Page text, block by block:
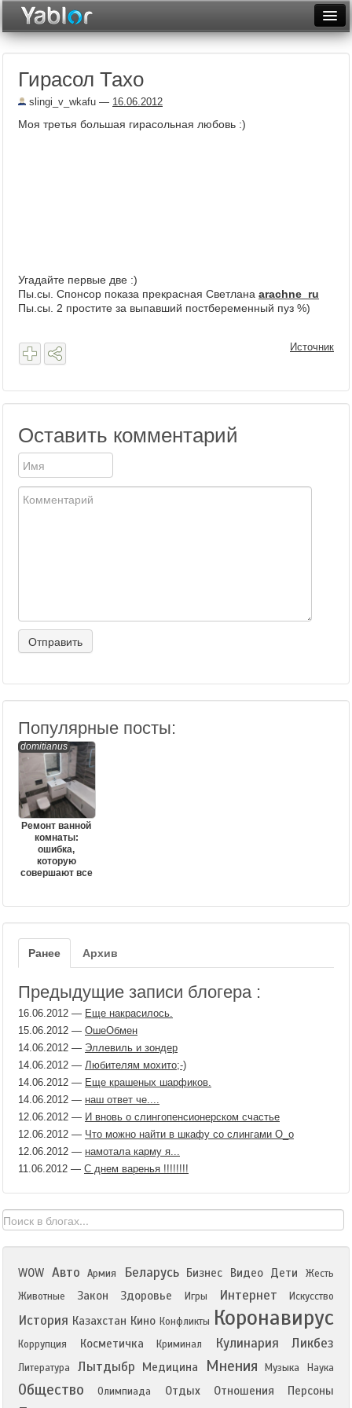
Месяц
Гирасол Тахо
slingi_v_wkafu — 16.06.2012
Моя третья большая гирасольная любовь :)
Угадайте первые две :)
Пы.сы. Спонсор показа прекрасная Светлана arachne_ru
Пы.сы. 2 простите за выпавший постбеременный пуз %)
Источник
Оставить комментарий
Популярные посты:
domitianus
Ремонт ванной
комнаты:
ошибка,
которую
совершают все
Ранее Архив
Предыдущие записи блогера :
16.06.2012 — Еще накрасилось.
15.06.2012 — ОшеОбмен
14.06.2012 — Эллевиль и зондер
14.06.2012 — Любителям мохито;-)
14.06.2012 — Еще крашеных шарфиков.
14.06.2012 — наш ответ че....
12.06.2012 — И вновь о слингопенсионерском счастье
12.06.2012 — Что можно найти в шкафу со слингами О_о
12.06.2012 — намотала карму я...
11.06.2012 — С днем варенья !!!!!!!!
WOW Авто Армия Беларусь Бизнес Видео Дети
Жесть
Животные
Закон Здоровье Игры Интернет Искусство
История Казахстан Кино Конфликты Коронавирус
Коррупция Косметичка Криминал Кулинария Ликбез
Литература Лытдыбр Медицина Мнения Музыка Наука
Общество Олимпиада Отдых Отношения Персоны